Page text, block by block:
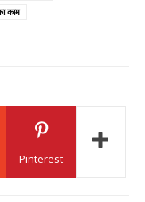
काम
Pinterest